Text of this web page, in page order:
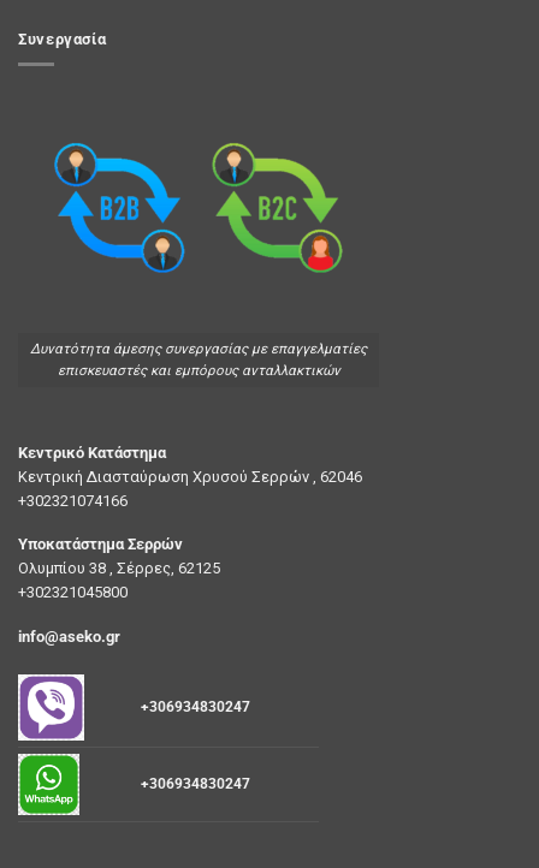
Συνεργασία
Δυνατότητα άμεσης συνεργασίας με επαγγελματίες
επισκευαστές και εμπόρους ανταλλακτικών
Κεντρικό Κατάστημα
Κεντρική Διασταύρωση Χρυσού Σερρών , 62046
+302321074166
Υποκατάστημα Σερρών
Ολυμπίου 38 , Σέρρες, 62125
+302321045800
info@aseko.gr
+306934830247
+306934830247